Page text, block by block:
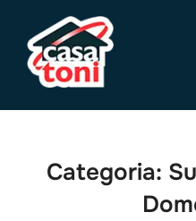
conteúdo
Categoria: